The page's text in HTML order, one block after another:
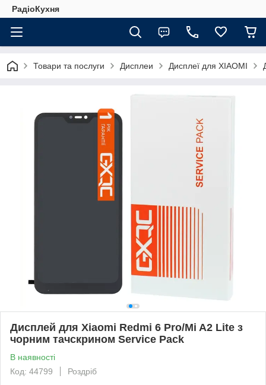
РадіоКухня
Товари та послуги Дисплеи Дисплеї для XIAOMI
Дисплей для Xiaomi Redmi 6 Pro/Mi A2 Lite з
чорним тачскрином Service Pack
В наявності
Код: 44799
Роздріб